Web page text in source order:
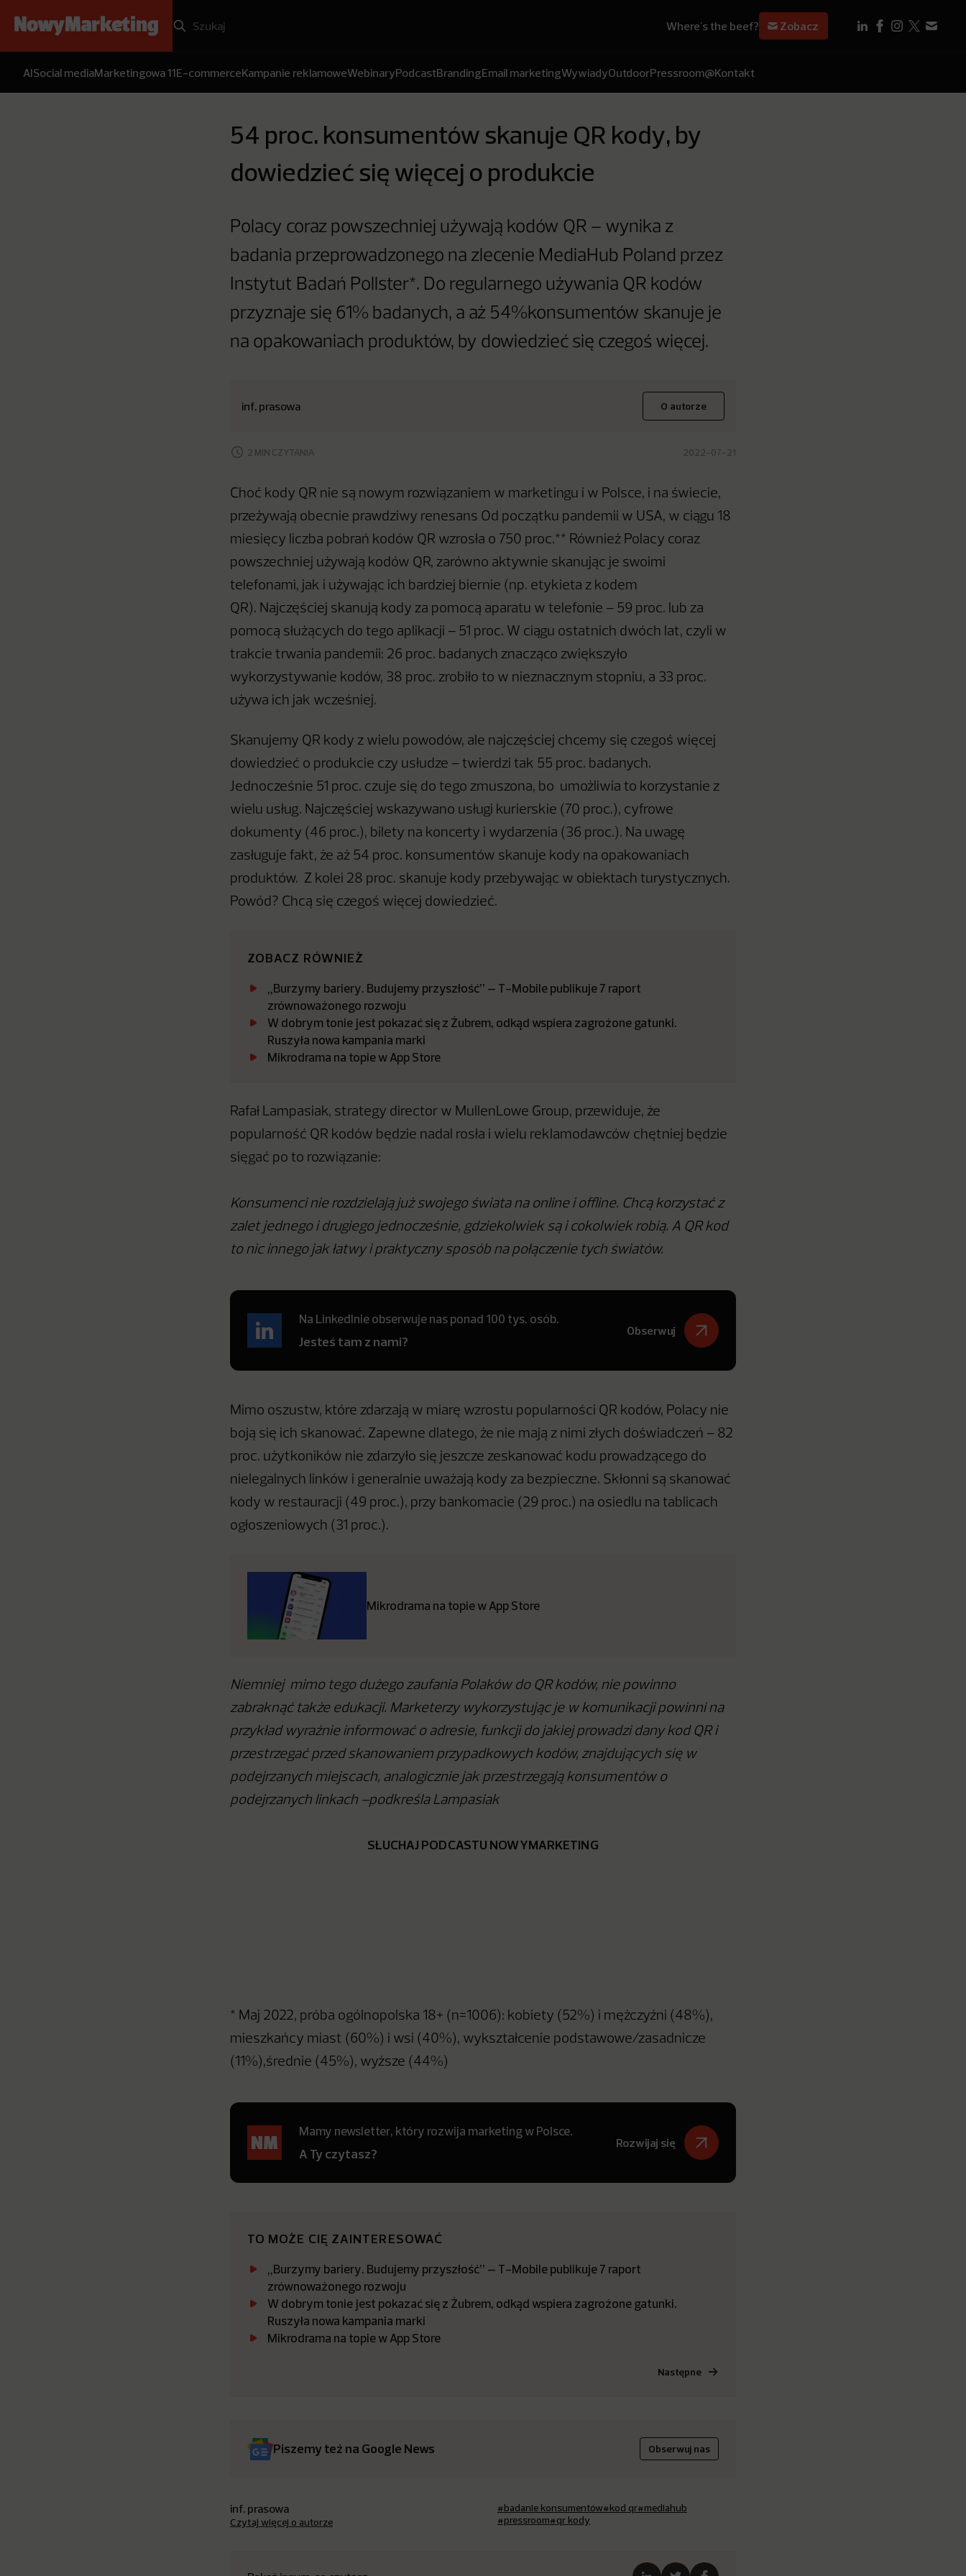
Where's the beef? Zobacz
AISocial mediaMarketingowa 11E-commerceKampanie reklamoweWebinaryPodcastBrandingEmail marketingWywiadyOutdoorPressroom@Kontakt
54 proc. konsumentów skanuje QR kody, by
dowiedzieć się więcej o produkcie
Polacy coraz powszechniej używają kodów QR – wynika z
badania przeprowadzonego na zlecenie MediaHub Poland przez
Instytut Badań Pollster*. Do regularnego używania QR kodów
przyznaje się 61% badanych, a aż 54%konsumentów skanuje je
na opakowaniach produktów, by dowiedzieć się czegoś więcej.
inf. prasowa O autorze
2 MIN CZYTANIA 2022-07-21
Choć kody QR nie są nowym rozwiązaniem w marketingu i w Polsce, i na świecie,
przeżywają obecnie prawdziwy renesans Od początku pandemii w USA, w ciągu 18
miesięcy liczba pobrań kodów QR wzrosła o 750 proc.** Również Polacy coraz
powszechniej używają kodów QR, zarówno aktywnie skanując je swoimi
telefonami, jak i używając ich bardziej biernie (np. etykieta z kodem
QR). Najczęściej skanują kody za pomocą aparatu w telefonie – 59 proc. lub za
pomocą służących do tego aplikacji – 51 proc. W ciągu ostatnich dwóch lat, czyli w
trakcie trwania pandemii: 26 proc. badanych znacząco zwiększyło
wykorzystywanie kodów, 38 proc. zrobiło to w nieznacznym stopniu, a 33 proc.
używa ich jak wcześniej.
Skanujemy QR kody z wielu powodów, ale najczęściej chcemy się czegoś więcej
dowiedzieć o produkcie czy usłudze – twierdzi tak 55 proc. badanych.
Jednocześnie 51 proc. czuje się do tego zmuszona, bo umożliwia to korzystanie z
wielu usług. Najczęściej wskazywano usługi kurierskie (70 proc.), cyfrowe
dokumenty (46 proc.), bilety na koncerty i wydarzenia (36 proc.). Na uwagę
zasługuje fakt, że aż 54 proc. konsumentów skanuje kody na opakowaniach
produktów. Z kolei 28 proc. skanuje kody przebywając w obiektach turystycznych.
Powód? Chcą się czegoś więcej dowiedzieć.
ZOBACZ RÓWNIEŻ
„Burzymy bariery. Budujemy przyszłość” – T-Mobile publikuje 7 raport
zrównoważonego rozwoju
W dobrym tonie jest pokazać się z Żubrem, odkąd wspiera zagrożone gatunki.
Ruszyła nowa kampania marki
Mikrodrama na topie w App Store
Rafał Lampasiak, strategy director w MullenLowe Group, przewiduje, że
popularność QR kodów będzie nadal rosła i wielu reklamodawców chętniej będzie
sięgać po to rozwiązanie:
Konsumenci nie rozdzielają już swojego świata na online i offline. Chcą korzystać z
zalet jednego i drugiego jednocześnie, gdziekolwiek są i cokolwiek robią. A QR kod
to nic innego jak łatwy i praktyczny sposób na połączenie tych światów.
Na LinkedInie obserwuje nas ponad 100 tys. osób.
Jesteś tam z nami?
Obserwuj
Mimo oszustw, które zdarzają w miarę wzrostu popularności QR kodów, Polacy nie
boją się ich skanować. Zapewne dlatego, że nie mają z nimi złych doświadczeń – 82
proc. użytkoników nie zdarzyło się jeszcze zeskanować kodu prowadzącego do
nielegalnych linków i generalnie uważają kody za bezpieczne. Skłonni są skanować
kody w restauracji (49 proc.), przy bankomacie (29 proc.) na osiedlu na tablicach
ogłoszeniowych (31 proc.).
Mikrodrama na topie w App Store
Niemniej mimo tego dużego zaufania Polaków do QR kodów, nie powinno
zabraknąć także edukacji. Marketerzy wykorzystując je w komunikacji powinni na
przykład wyraźnie informować o adresie, funkcji do jakiej prowadzi dany kod QR i
przestrzegać przed skanowaniem przypadkowych kodów, znajdujących się w
podejrzanych miejscach, analogicznie jak przestrzegają konsumentów o
podejrzanych linkach –podkreśla Lampasiak
SŁUCHAJ PODCASTU NOWYMARKETING
* Maj 2022, próba ogólnopolska 18+ (n=1006): kobiety (52%) i mężczyźni (48%),
mieszkańcy miast (60%) i wsi (40%), wykształcenie podstawowe/zasadnicze
(11%),średnie (45%), wyższe (44%)
Mamy newsletter, który rozwija marketing w Polsce.
A Ty czytasz?
Rozwijaj się
TO MOŻE CIĘ ZAINTERESOWAĆ
„Burzymy bariery. Budujemy przyszłość” – T-Mobile publikuje 7 raport
zrównoważonego rozwoju
W dobrym tonie jest pokazać się z Żubrem, odkąd wspiera zagrożone gatunki.
Ruszyła nowa kampania marki
Mikrodrama na topie w App Store
Następne
Piszemy też na Google News Obserwuj nas
inf. prasowa
Czytaj więcej o autorze
#badanie konsumentów#kod qr#mediahub
#pressroom#qr kody